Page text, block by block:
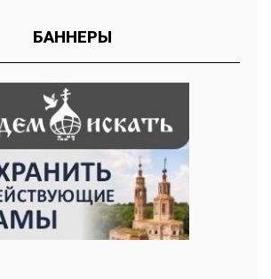
БАННЕРЫ